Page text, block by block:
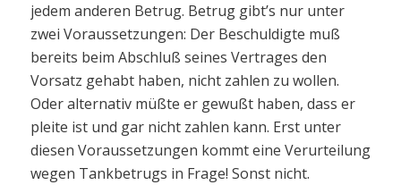
jedem anderen Betrug. Betrug gibt’s nur unter
zwei Voraussetzungen: Der Beschuldigte muß
bereits beim Abschluß seines Vertrages den
Vorsatz gehabt haben, nicht zahlen zu wollen.
Oder alternativ müßte er gewußt haben, dass er
pleite ist und gar nicht zahlen kann. Erst unter
diesen Voraussetzungen kommt eine Verurteilung
wegen Tankbetrugs in Frage! Sonst nicht.